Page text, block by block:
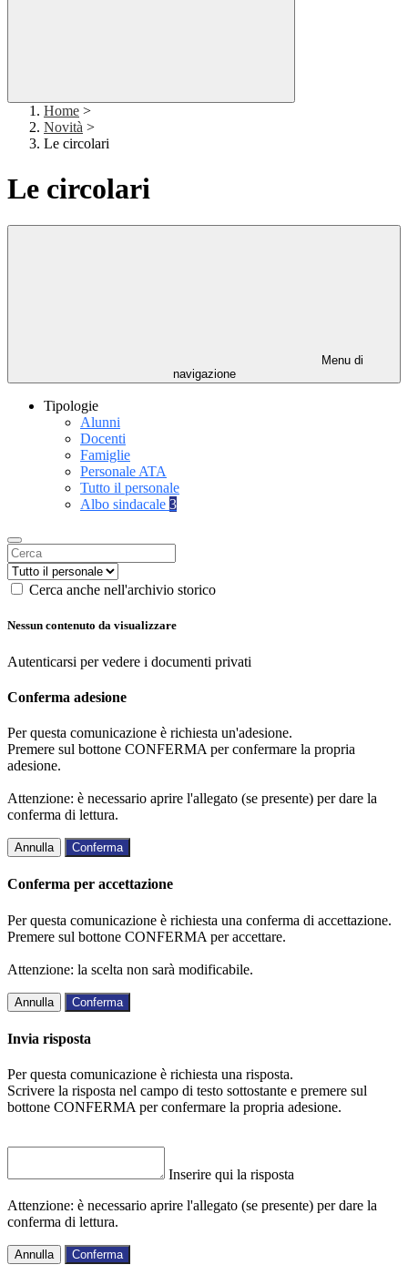
Home >
Novità >
Le circolari
Le circolari
Menu di
navigazione
Tipologie
Alunni
Docenti
Famiglie
Personale ATA
Tutto il personale
Albo sindacale 3
Cerca anche nell'archivio storico
Nessun contenuto da visualizzare
Autenticarsi per vedere i documenti privati
Conferma adesione
Per questa comunicazione è richiesta un'adesione.
Premere sul bottone CONFERMA per confermare la propria
adesione.
Attenzione: è necessario aprire l'allegato (se presente) per dare la
conferma di lettura.
Annulla Conferma
Conferma per accettazione
Per questa comunicazione è richiesta una conferma di accettazione.
Premere sul bottone CONFERMA per accettare.
Attenzione: la scelta non sarà modificabile.
Annulla Conferma
Invia risposta
Per questa comunicazione è richiesta una risposta.
Scrivere la risposta nel campo di testo sottostante e premere sul
bottone CONFERMA per confermare la propria adesione.
Inserire qui la risposta
Attenzione: è necessario aprire l'allegato (se presente) per dare la
conferma di lettura.
Annulla Conferma